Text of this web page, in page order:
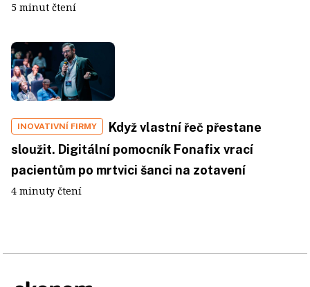
5 minut čtení
INOVATIVNÍ FIRMY
Když vlastní řeč přestane
sloužit. Digitální pomocník Fonafix vrací
pacientům po mrtvici šanci na zotavení
4 minuty čtení